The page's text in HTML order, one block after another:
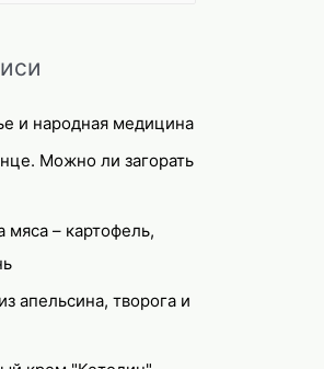
и народная медицина
Можно ли загорать
мяса – картофель,
апельсина, творога и